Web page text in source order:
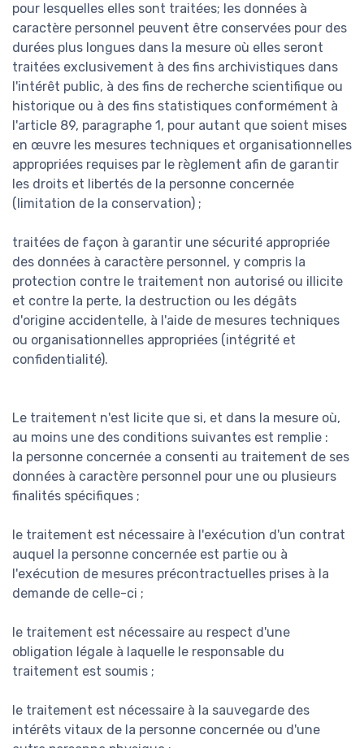
pour lesquelles elles sont traitées; les données à
caractère personnel peuvent être conservées pour des
durées plus longues dans la mesure où elles seront
traitées exclusivement à des fins archivistiques dans
l'intérêt public, à des fins de recherche scientifique ou
historique ou à des fins statistiques conformément à
l'article 89, paragraphe 1, pour autant que soient mises
en œuvre les mesures techniques et organisationnelles
appropriées requises par le règlement afin de garantir
les droits et libertés de la personne concernée
(limitation de la conservation) ;
traitées de façon à garantir une sécurité appropriée
des données à caractère personnel, y compris la
protection contre le traitement non autorisé ou illicite
et contre la perte, la destruction ou les dégâts
d'origine accidentelle, à l'aide de mesures techniques
ou organisationnelles appropriées (intégrité et
confidentialité).
Le traitement n'est licite que si, et dans la mesure où,
au moins une des conditions suivantes est remplie :
la personne concernée a consenti au traitement de ses
données à caractère personnel pour une ou plusieurs
finalités spécifiques ;
le traitement est nécessaire à l'exécution d'un contrat
auquel la personne concernée est partie ou à
l'exécution de mesures précontractuelles prises à la
demande de celle-ci ;
le traitement est nécessaire au respect d'une
obligation légale à laquelle le responsable du
traitement est soumis ;
le traitement est nécessaire à la sauvegarde des
intérêts vitaux de la personne concernée ou d'une